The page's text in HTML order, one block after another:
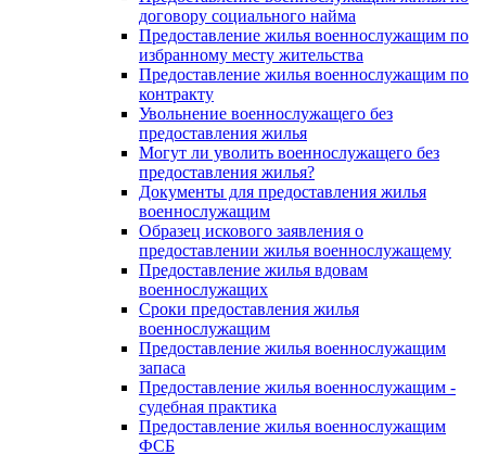
договору социального найма
Предоставление жилья военнослужащим по
избранному месту жительства
Предоставление жилья военнослужащим по
контракту
Увольнение военнослужащего без
предоставления жилья
Могут ли уволить военнослужащего без
предоставления жилья?
Документы для предоставления жилья
военнослужащим
Образец искового заявления о
предоставлении жилья военнослужащему
Предоставление жилья вдовам
военнослужащих
Сроки предоставления жилья
военнослужащим
Предоставление жилья военнослужащим
запаса
Предоставление жилья военнослужащим -
судебная практика
Предоставление жилья военнослужащим
ФСБ